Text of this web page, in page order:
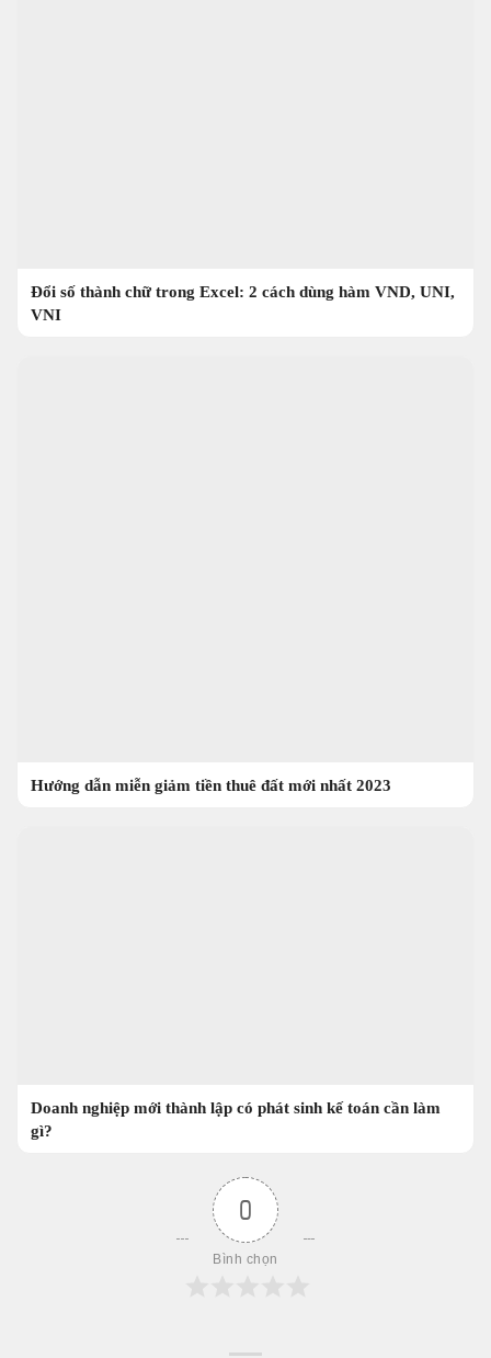
Đổi số thành chữ trong Excel: 2 cách dùng hàm VND, UNI,
VNI
Hướng dẫn miễn giảm tiền thuê đất mới nhất 2023
Doanh nghiệp mới thành lập có phát sinh kế toán cần làm
gì?
0
Bình chọn